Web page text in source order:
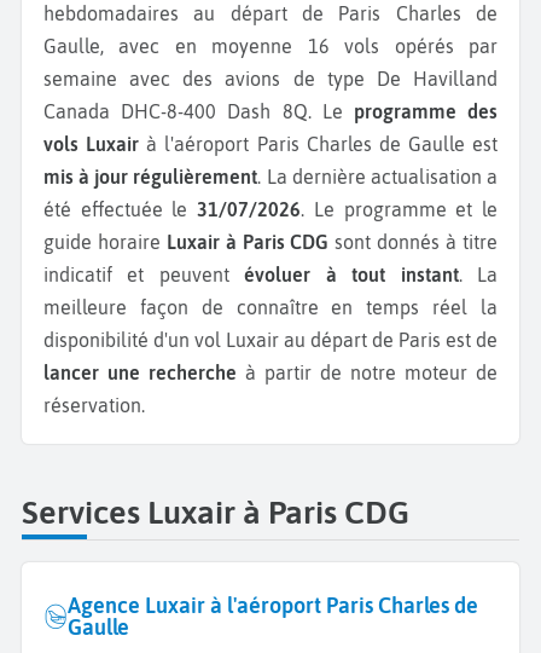
hebdomadaires au départ de Paris Charles de
Gaulle, avec en moyenne 16 vols opérés par
semaine avec des avions de type De Havilland
Canada DHC-8-400 Dash 8Q. Le programme des
vols Luxair à l'aéroport Paris Charles de Gaulle est
mis à jour régulièrement. La dernière actualisation a
été effectuée le31/07/2026. Le programme et le
guide horaire Luxair à Paris CDG sont donnés à titre
indicatif et peuventévoluer à tout instant. La
meilleure façon de connaître en temps réel la
disponibilité d'un vol Luxair au départ de Paris est de
lancer une recherche à partir de notre moteur de
réservation.
Services Luxair à Paris CDG
Agence Luxair à l'aéroport Paris Charles de
Gaulle